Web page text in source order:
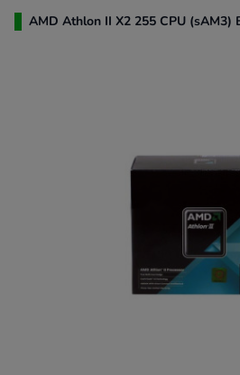
AMD Athlon II X2 255 CPU (sAM3)